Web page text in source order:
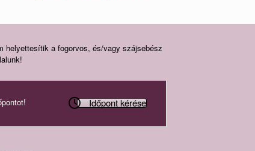
helyettesítik a fogorvos, és/vagy szájsebész
Időpont kérése